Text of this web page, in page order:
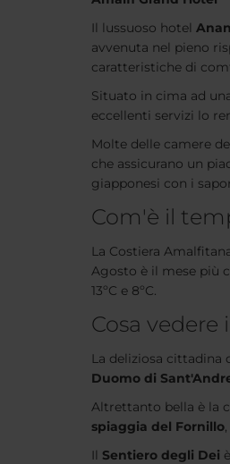
Il lussuoso hotel
avvenuta nel pieno
caratteristiche di
Situato in cima ad
eccellenti servizi lo
Molte delle camere
che assicurano un
giapponesi con i
Com'è il
La Costiera
Agosto è il mese più
13ºC e 8ºC.
Cosa vedere
La deliziosa cittadina
Duomo di
Altrettanto bella è la
spiaggia del Fornillo
Il Sentiero degli Dei